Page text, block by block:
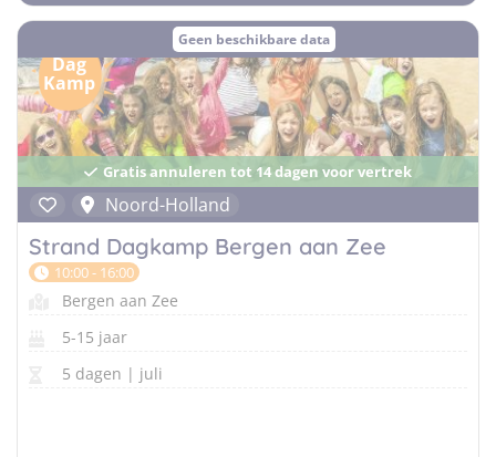
Geen beschikbare data
Dag
Kamp
Gratis annuleren tot 14 dagen voor vertrek
Noord-Holland
Strand Dagkamp Bergen aan Zee
10:00 - 16:00
Bergen aan Zee
5-15 jaar
5 dagen | juli